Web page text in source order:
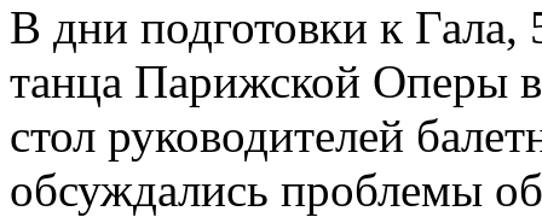
В дни подготовки к
танца Парижской Оперы
стол руководителей
обсуждались проблемы